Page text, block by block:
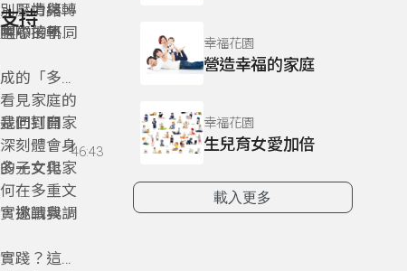
、情緒、
中的不同
壓力與轉
心、學
資源。
際接軌。
，也更有
持
的「多元
見家庭的
們打開家
回到自身
刻體會身
元文化家
子女與孫
在多重文
挑戰與調
邀請我們
46:43
踐？這集
幸福花園
營造幸福的家庭
幸福花園
生兒育女愛加倍
載入更多